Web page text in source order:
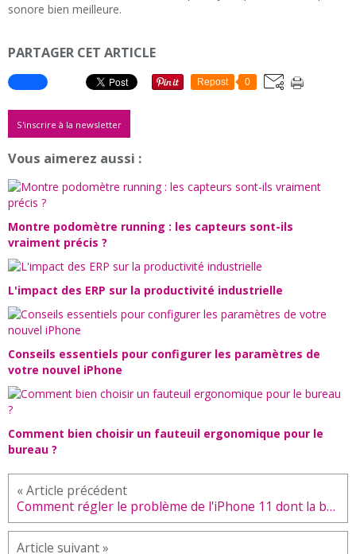
sonore bien meilleure.
PARTAGER CET ARTICLE
Repost 0
S'inscrire à la newsletter
Vous aimerez aussi :
Montre podomètre running : les capteurs sont-ils
vraiment précis ?
L'impact des ERP sur la productivité industrielle
Conseils essentiels pour configurer les paramètres de
votre nouvel iPhone
Comment bien choisir un fauteuil ergonomique pour le
bureau ?
Comment régler le problème de l'iPhone 11 dont la batterie ne se charge pas ?